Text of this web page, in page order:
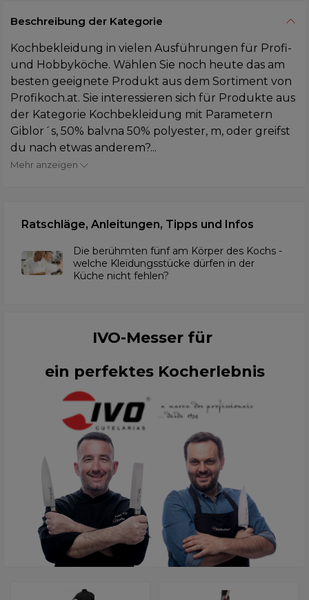
Beschreibung der Kategorie
Kochbekleidung in vielen Ausführungen für Profi-
und Hobbyköche. Wählen Sie noch heute das am
besten geeignete Produkt aus dem Sortiment von
Profikoch.at. Sie interessieren sich für Produkte aus
der Kategorie Kochbekleidung mit Parametern
Giblor´s, 50% balvna 50% polyester, m, oder greifst
du nach etwas anderem?...
Mehr anzeigen
Ratschläge, Anleitungen, Tipps und Infos
Die berühmten fünf am Körper des Kochs -
welche Kleidungsstücke dürfen in der
Küche nicht fehlen?
IVO-Messer für
ein perfektes Kocherlebnis